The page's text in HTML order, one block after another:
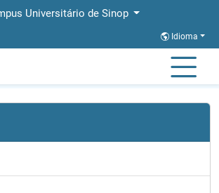
Universitário de Sinop
Idioma